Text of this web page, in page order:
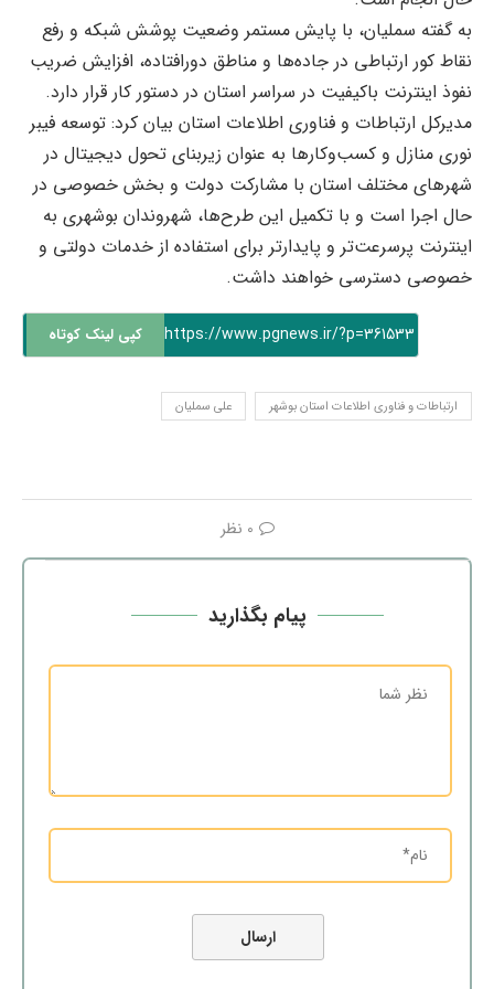
به گفته سملیان، با پایش مستمر وضعیت پوشش شبکه و رفع
نقاط کور ارتباطی در جاده‌ها و مناطق دورافتاده، افزایش ضریب
نفوذ اینترنت باکیفیت در سراسر استان در دستور کار قرار دارد.
مدیرکل ارتباطات و فناوری اطلاعات استان بیان کرد: توسعه فیبر
نوری منازل و کسب‌وکار‌ها به عنوان زیربنای تحول دیجیتال در
شهر‌های مختلف استان با مشارکت دولت و بخش خصوصی در
حال اجرا است و با تکمیل این طرح‌ها، شهروندان بوشهری به
اینترنت پرسرعت‌تر و پایدارتر برای استفاده از خدمات دولتی و
خصوصی دسترسی خواهند داشت.
https://www.pgnews.ir/?p=361533 کپی لینک کوتاه
ارتباطات و فناوری اطلاعات استان بوشهر علی سملیان
0 نظر
پیام بگذارید